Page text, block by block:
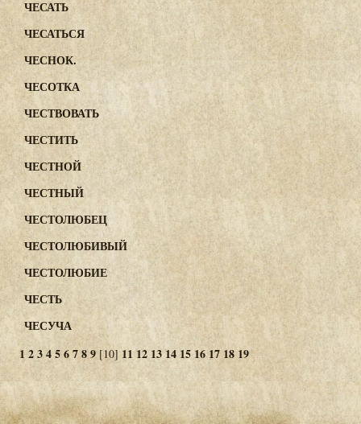
ЧЕСАТЬ
ЧЕСАТЬСЯ
ЧЕСНОК.
ЧЕСОТКА
ЧЕСТВОВАТЬ
ЧЕСТИТЬ
ЧЕСТНОЙ
ЧЕСТНЫЙ
ЧЕСТОЛЮБЕЦ
ЧЕСТОЛЮБИВЫЙ
ЧЕСТОЛЮБИЕ
ЧЕСТЬ
ЧЕСУЧА
123456789[10] 1112 1314 1516 17 1819